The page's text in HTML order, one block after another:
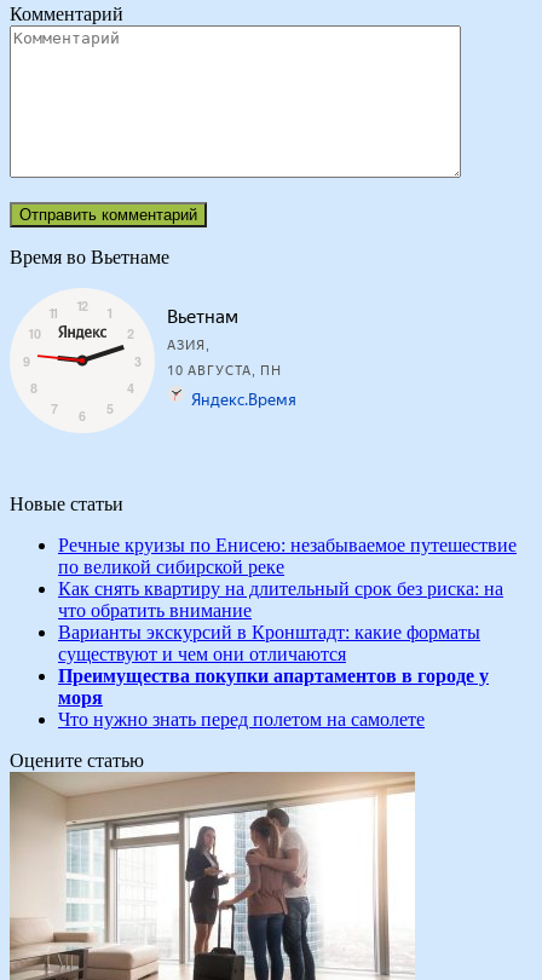
Комментарий
Время во Вьетнаме
Новые статьи
Речные круизы по Енисею: незабываемое путешествие
по великой сибирской реке
Как снять квартиру на длительный срок без риска: на
что обратить внимание
Варианты экскурсий в Кронштадт: какие форматы
существуют и чем они отличаются
Преимущества покупки апартаментов в городе у
моря
Что нужно знать перед полетом на самолете
Оцените статью